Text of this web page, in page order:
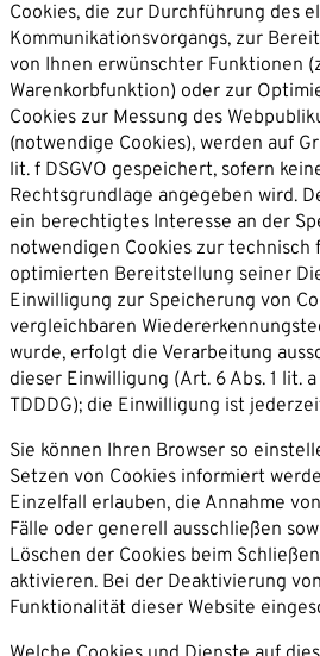
Cookies, die zur Durchführung des
Kommunikationsvorgangs, zur
von Ihnen erwünschter Funktionen
Warenkorbfunktion) oder zur
Cookies zur Messung des
(notwendige Cookies), werden auf
lit. f DSGVO gespeichert, sofern
Rechtsgrundlage angegeben wird.
ein berechtigtes Interesse an der
notwendigen Cookies zur technisch
optimierten Bereitstellung seiner
Einwilligung zur Speicherung von
vergleichbaren
wurde, erfolgt die Verarbeitung
dieser Einwilligung (Art. 6 Abs. 1 lit. a
TDDDG); die Einwilligung ist
Sie können Ihren Browser so
Setzen von Cookies informiert
Einzelfall erlauben, die Annahme
Fälle oder generell ausschließen
Löschen der Cookies beim
aktivieren. Bei der Deaktivierung
Funktionalität dieser Website